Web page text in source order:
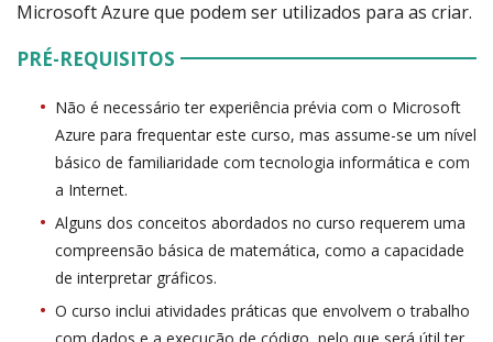
Microsoft Azure que podem ser utilizados para as criar.
PRÉ-REQUISITOS
Não é necessário ter experiência prévia com o Microsoft
Azure para frequentar este curso, mas assume-se um nível
básico de familiaridade com tecnologia informática e com
a Internet.
Alguns dos conceitos abordados no curso requerem uma
compreensão básica de matemática, como a capacidade
de interpretar gráficos.
O curso inclui atividades práticas que envolvem o trabalho